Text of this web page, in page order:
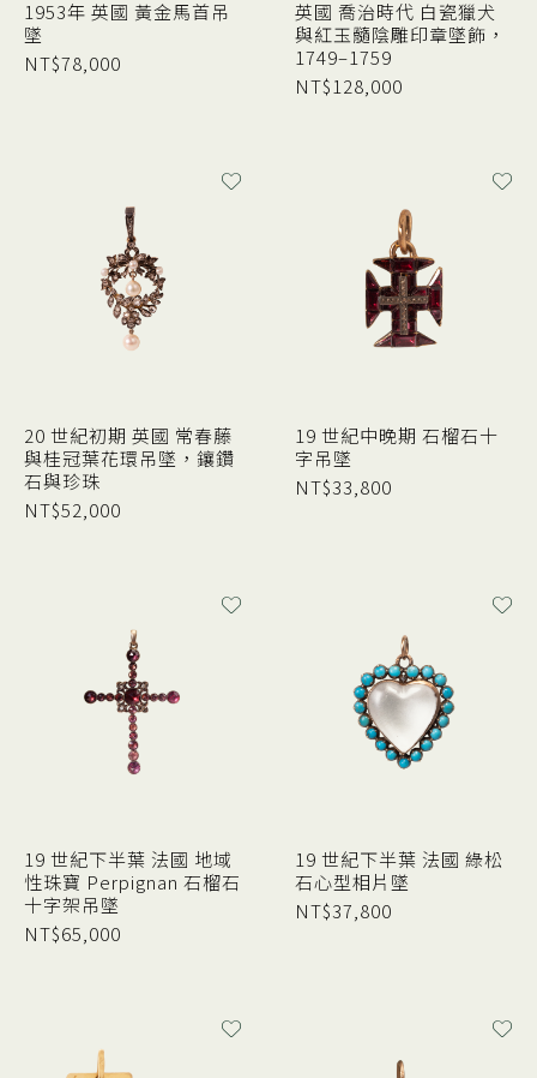
1953年 英國 黃金馬首吊
墜
NT$78,000
英國 喬治時代 白瓷獵犬
與紅玉髓陰雕印章墜飾，
1749–1759
NT$128,000
20 世紀初期 英國 常春藤
與桂冠葉花環吊墜，鑲鑽
石與珍珠
NT$52,000
19 世紀中晚期 石榴石十
字吊墜
NT$33,800
19 世紀下半葉 法國 地域
性珠寶 Perpignan 石榴石
十字架吊墜
NT$65,000
19 世紀下半葉 法國 綠松
石心型相片墜
NT$37,800